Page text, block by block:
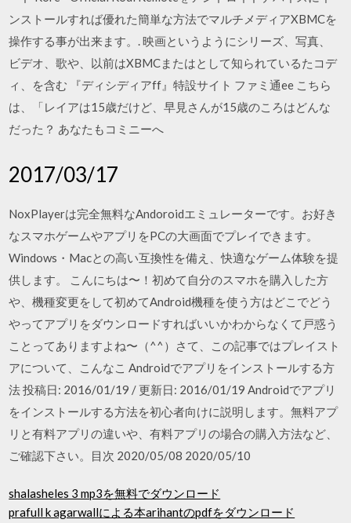
ンストールすれば優れた簡単な方法でマルチメディアXBMCを
操作する事が出来ます。. 映画というようにシリーズ、写真、
ビデオ、歌や、以前はXBMCまたはとして知られているたコデ
ィ、を含む 『ディシディアff』特設サイト ファミ通ee こちら
は、「レイアは15歳だけど、早見さんが15歳のころはどんな
だった？ あなたもコミニーへ
2017/03/17
NoxPlayerは完全無料なAndoroidエミュレーターです。お好き
なスマホゲームやアプリをPCの大画面でプレイできます。
Windows・Macとの高い互換性を備え、快適なゲーム体験を提
供します。 こんにちは〜！初めて自分のスマホを購入した方
や、機種変更をして初めてAndroid機種を使う方はどこでどう
やってアプリをダウンロードすればいいかわからなくて戸惑う
ことってありますよね〜（^^）さて、この記事ではプレイスト
アについて、こんなこ Androidでアプリをインストールする方
法 投稿日: 2016/01/19 / 更新日: 2016/01/19 Androidでアプリ
をインストールする方法を初心者向けに説明します。無料アプ
リと有料アプリの違いや、有料アプリの場合の購入方法など、
ご確認下さい。目次 2020/05/08 2020/05/10
shalasheles 3 mp3を無料でダウンロード
prafull k agarwallによる本arihantのpdfをダウンロード